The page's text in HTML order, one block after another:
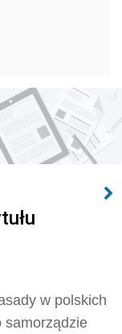
w polskich
samorządzie